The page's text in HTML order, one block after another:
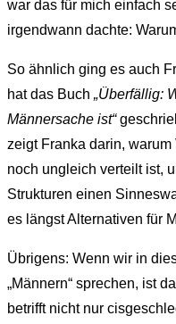
war das für mich einfach
irgendwann dachte:
So ähnlich ging es auch
hat das Buch „Überfällig:
Männersache ist“
zeigt Franka darin,
noch ungleich verteilt ist,
Strukturen einen
es längst Alternativen für
Übrigens: Wenn wir in
„Männern“ sprechen, ist
betrifft nicht nur